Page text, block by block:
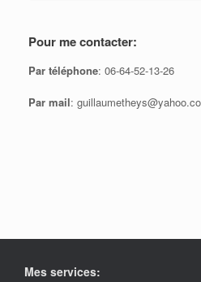
Pour me contacter:
Par téléphone: 06-64-52-13-26
Par mail:
Mes services: